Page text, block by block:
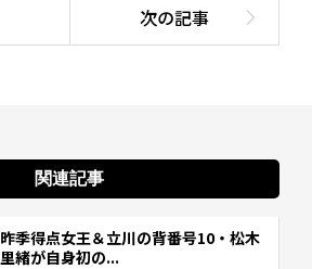
関連記事
昨季得点女王＆立川の背番号10・松木
里緒が自身初の...